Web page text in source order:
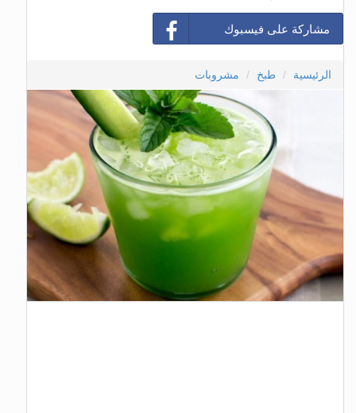
مشاركة على فيسبوك
الرئيسية طبخ مشروبات